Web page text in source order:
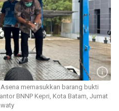
memasukkan barang bukti
BNNP Kepri, Kota Batam, Jumat